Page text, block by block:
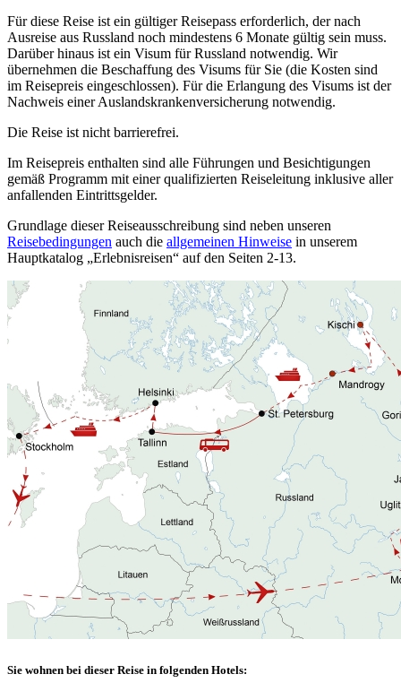
Für diese Reise ist ein gültiger Reisepass erforderlich, der nach
Ausreise aus Russland noch mindestens 6 Monate gültig sein muss.
Darüber hinaus ist ein Visum für Russland notwendig. Wir
übernehmen die Beschaffung des Visums für Sie (die Kosten sind
im Reisepreis eingeschlossen). Für die Erlangung des Visums ist der
Nachweis einer Auslandskrankenversicherung notwendig.
Die Reise ist nicht barrierefrei.
Im Reisepreis enthalten sind alle Führungen und Besichtigungen
gemäß Programm mit einer qualifizierten Reiseleitung inklusive aller
anfallenden Eintrittsgelder.
Grundlage dieser Reiseausschreibung sind neben unseren
Reisebedingungen auch die allgemeinen Hinweise in unserem
Hauptkatalog „Erlebnisreisen“ auf den Seiten 2-13.
Sie wohnen bei dieser Reise in folgenden Hotels: